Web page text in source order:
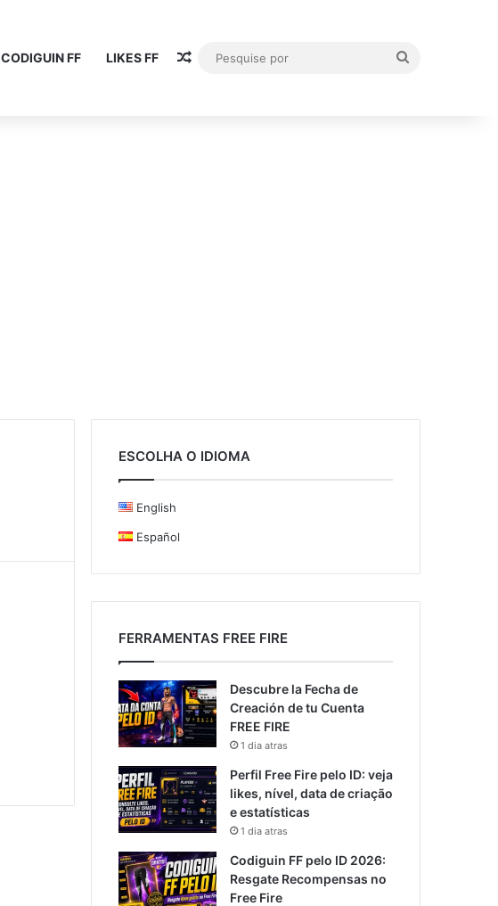
CODIGUIN FF LIKES FF Artigo aleatório
ESCOLHA O IDIOMA
English
Español
FERRAMENTAS FREE FIRE
Descubre la Fecha de
Creación de tu Cuenta
FREE FIRE
1 dia atras
Perfil Free Fire pelo ID: veja
likes, nível, data de criação
e estatísticas
1 dia atras
Codiguin FF pelo ID 2026:
Resgate Recompensas no
Free Fire